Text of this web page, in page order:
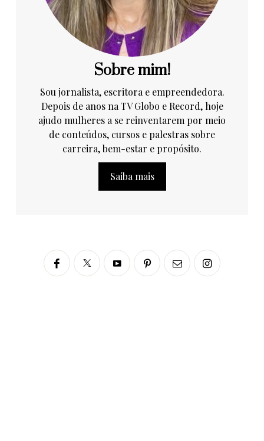
Sobre mim!
Sou jornalista, escritora e empreendedora.
Depois de anos na TV Globo e Record, hoje
ajudo mulheres a se reinventarem por meio
de conteúdos, cursos e palestras sobre
carreira, bem-estar e propósito.
Saiba mais